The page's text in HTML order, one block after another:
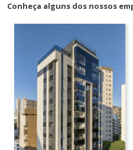
Conheça alguns dos nossos